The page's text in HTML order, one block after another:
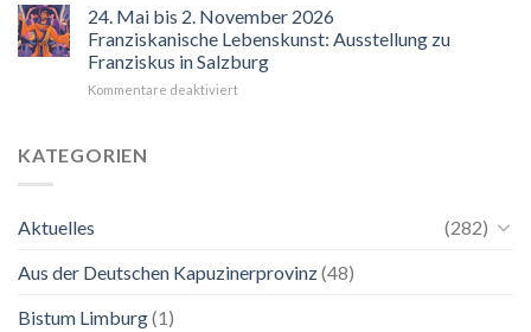
hilft
Blick
auf
Maria.
24. Mai bis 2. November 2026
Franziskanische Lebenskunst: Ausstellung zu
Franziskus in Salzburg
Kommentare deaktiviertfür
Ausstellung
KATEGORIEN
Aktuelles
(282)
Aus der Deutschen Kapuzinerprovinz(48)
Bistum Limburg(1)